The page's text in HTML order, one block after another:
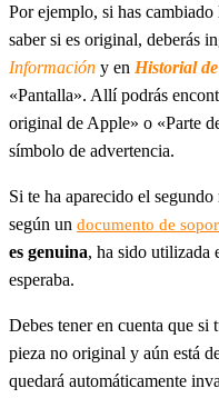
Por ejemplo, si has
saber si es original, deberás
Información y en Historial
«Pantalla». Allí podrás
original de Apple» o «Parte
símbolo de advertencia.
Si te ha aparecido el
según un documento de
es genuina, ha sido utilizada
esperaba.
Debes tener en cuenta que si
pieza no original y aún está
quedará automáticamente